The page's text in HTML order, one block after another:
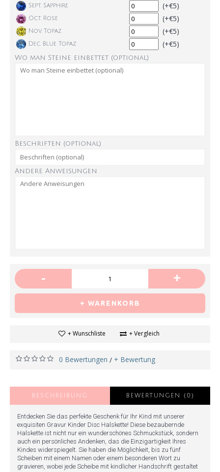
Sept. Sapphire (+€5)
Oct. Rose (+€5)
Nov. Topaz (+€5)
Dec. Blue Topaz (+€5)
Wo man Steine einbettet (optional)
Beschriften (optional)
Andere Anweisungen
- +
+ WARENKORB
+ Wunschliste + Vergleich
0 Bewertungen / + Bewertung
BESCHREIBUNG BEWERTUNGEN (0)
Entdecken Sie das perfekte Geschenk für Ihr Kind mit unserer
exquisiten Gravur Kinder Disc Halskette! Diese bezaubernde
Halskette ist nicht nur ein wunderschönes Schmuckstück, sondern
auch ein persönliches Andenken, das die Einzigartigkeit Ihres
Kindes widerspiegelt. Sie haben die Möglichkeit, bis zu fünf
Scheiben mit einem Namen oder einem besonderen Wort zu
gravieren, wobei jede Scheibe mit kindlicher Handschrift gestaltet